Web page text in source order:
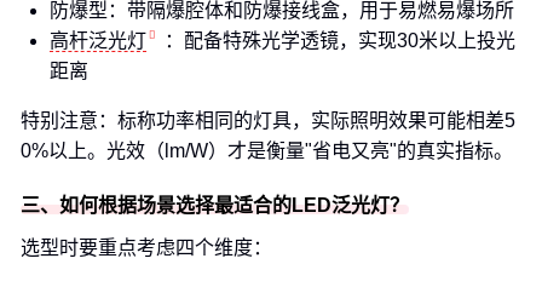
防爆型：带隔爆腔体和防爆接线盒，用于易燃易爆场所
高杆泛光灯
：配备特殊光学透镜，实现30米以上投光
距离
特别注意：标称功率相同的灯具，实际照明效果可能相差5
0%以上。光效（lm/W）才是衡量"省电又亮"的真实指标。
三、如何根据场景选择最适合的LED泛光灯？
选型时要重点考虑四个维度：